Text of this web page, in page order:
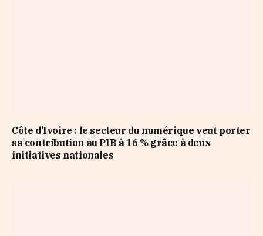
Côte d’Ivoire : le secteur du numérique veut porter
sa contribution au PIB à 16 % grâce à deux
initiatives nationales